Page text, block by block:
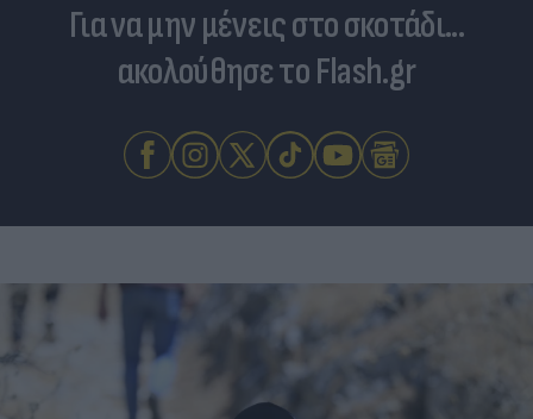
Για να μην μένεις στο σκοτάδι...
ακολούθησε το Flash.gr